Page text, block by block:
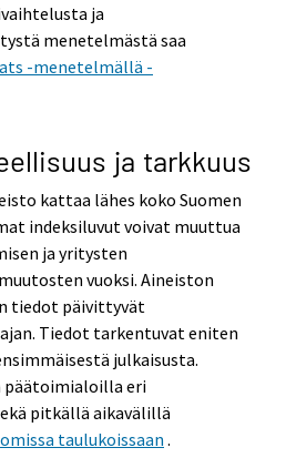
ja
menetelmästä saa
-menetelmällä -
ja tarkkuus
kattaa lähes koko Suomen
indeksiluvut voivat muuttua
ja yritysten
vuoksi. Aineiston
tiedot päivittyvät
Tiedot tarkentuvat eniten
julkaisusta.
eri
pitkällä aikavälillä
omissa taulukoissaan .